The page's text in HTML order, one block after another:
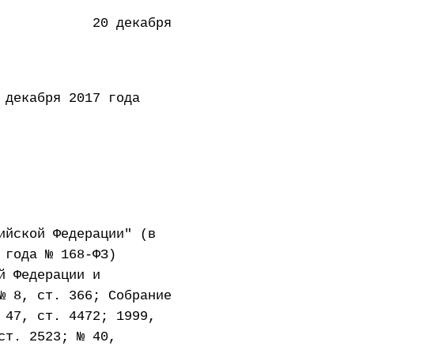
20 декабря
года
Федерации" (в
года № 168-ФЗ)
Федерации и
№ 8, ст. 366; Собрание
47, ст. 4472; 1999,
2523; № 40,